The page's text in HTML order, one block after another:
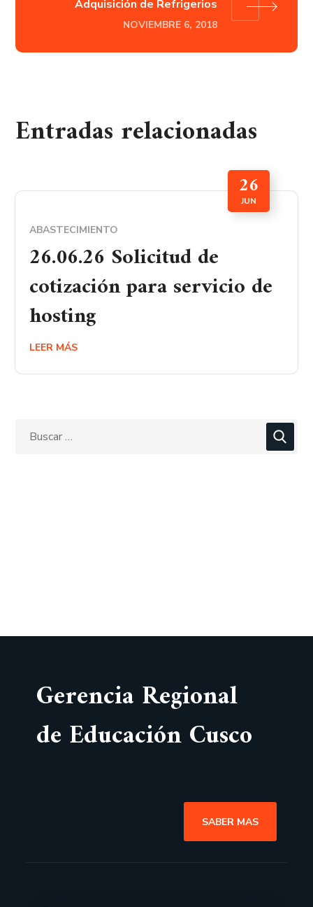
Adquisición de Refrigerios
NOVIEMBRE 6, 2018
Entradas relacionadas
26
JUN
ABASTECIMIENTO
26.06.26 Solicitud de
cotización para servicio de
hosting
LEER MÁS
Gerencia Regional
de Educación Cusco
SABER MAS